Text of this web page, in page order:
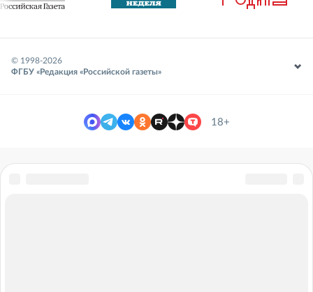
© 1998-2026
ФГБУ «Редакция «Российской газеты»
18+